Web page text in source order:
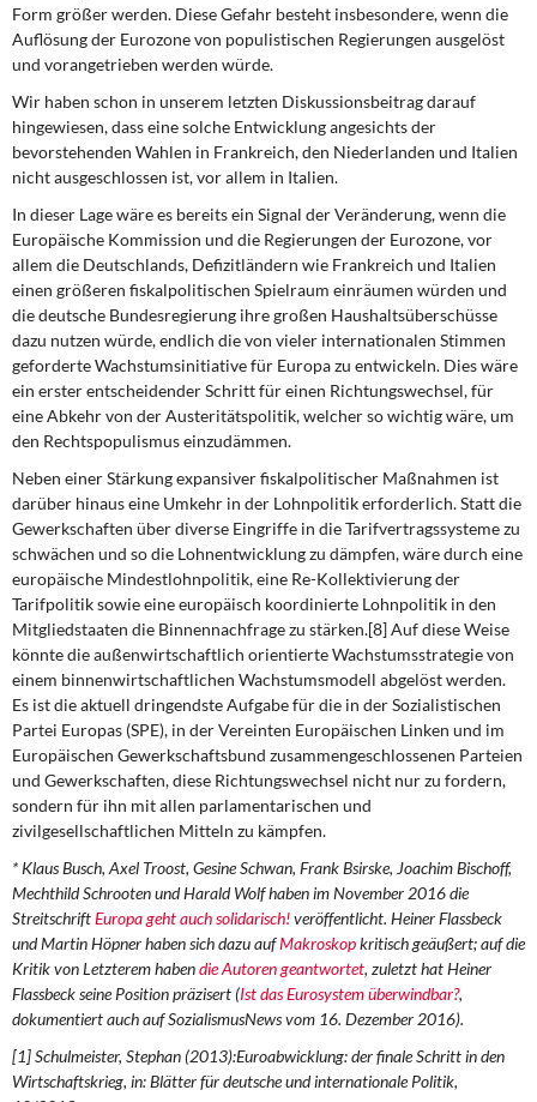
Form größer werden. Diese Gefahr besteht insbesondere, wenn die
Auflösung der Eurozone von populistischen Regierungen ausgelöst
und vorangetrieben werden würde.
Wir haben schon in unserem letzten Diskussionsbeitrag darauf
hingewiesen, dass eine solche Entwicklung angesichts der
bevorstehenden Wahlen in Frankreich, den Niederlanden und Italien
nicht ausgeschlossen ist, vor allem in Italien.
In dieser Lage wäre es bereits ein Signal der Veränderung, wenn die
Europäische Kommission und die Regierungen der Eurozone, vor
allem die Deutschlands, Defizitländern wie Frankreich und Italien
einen größeren fiskalpolitischen Spielraum einräumen würden und
die deutsche Bundesregierung ihre großen Haushaltsüberschüsse
dazu nutzen würde, endlich die von vieler internationalen Stimmen
geforderte Wachstumsinitiative für Europa zu entwickeln. Dies wäre
ein erster entscheidender Schritt für einen Richtungswechsel, für
eine Abkehr von der Austeritätspolitik, welcher so wichtig wäre, um
den Rechtspopulismus einzudämmen.
Neben einer Stärkung expansiver fiskalpolitischer Maßnahmen ist
darüber hinaus eine Umkehr in der Lohnpolitik erforderlich. Statt die
Gewerkschaften über diverse Eingriffe in die Tarifvertragssysteme zu
schwächen und so die Lohnentwicklung zu dämpfen, wäre durch eine
europäische Mindestlohnpolitik, eine Re-Kollektivierung der
Tarifpolitik sowie eine europäisch koordinierte Lohnpolitik in den
Mitgliedstaaten die Binnennachfrage zu stärken.[8] Auf diese Weise
könnte die außenwirtschaftlich orientierte Wachstumsstrategie von
einem binnenwirtschaftlichen Wachstumsmodell abgelöst werden.
Es ist die aktuell dringendste Aufgabe für die in der Sozialistischen
Partei Europas (SPE), in der Vereinten Europäischen Linken und im
Europäischen Gewerkschaftsbund zusammengeschlossenen Parteien
und Gewerkschaften, diese Richtungswechsel nicht nur zu fordern,
sondern für ihn mit allen parlamentarischen und
zivilgesellschaftlichen Mitteln zu kämpfen.
* Klaus Busch, Axel Troost, Gesine Schwan, Frank Bsirske, Joachim Bischoff,
Mechthild Schrooten und Harald Wolf haben im November 2016 die
StreitschriftEuropa geht auch solidarisch!veröffentlicht. Heiner Flassbeck
und Martin Höpner haben sich dazu aufMakroskopkritisch geäußert; auf die
Kritik von Letzterem habendie Autoren geantwortet, zuletzt hat Heiner
Flassbeck seine Position präzisert (Ist das Eurosystem überwindbar?,
dokumentiert auch auf SozialismusNews vom 16. Dezember 2016).
[1] Schulmeister, Stephan (2013):Euroabwicklung: der finale Schritt in den
Wirtschaftskrieg, in: Blätter für deutsche und internationale Politik,